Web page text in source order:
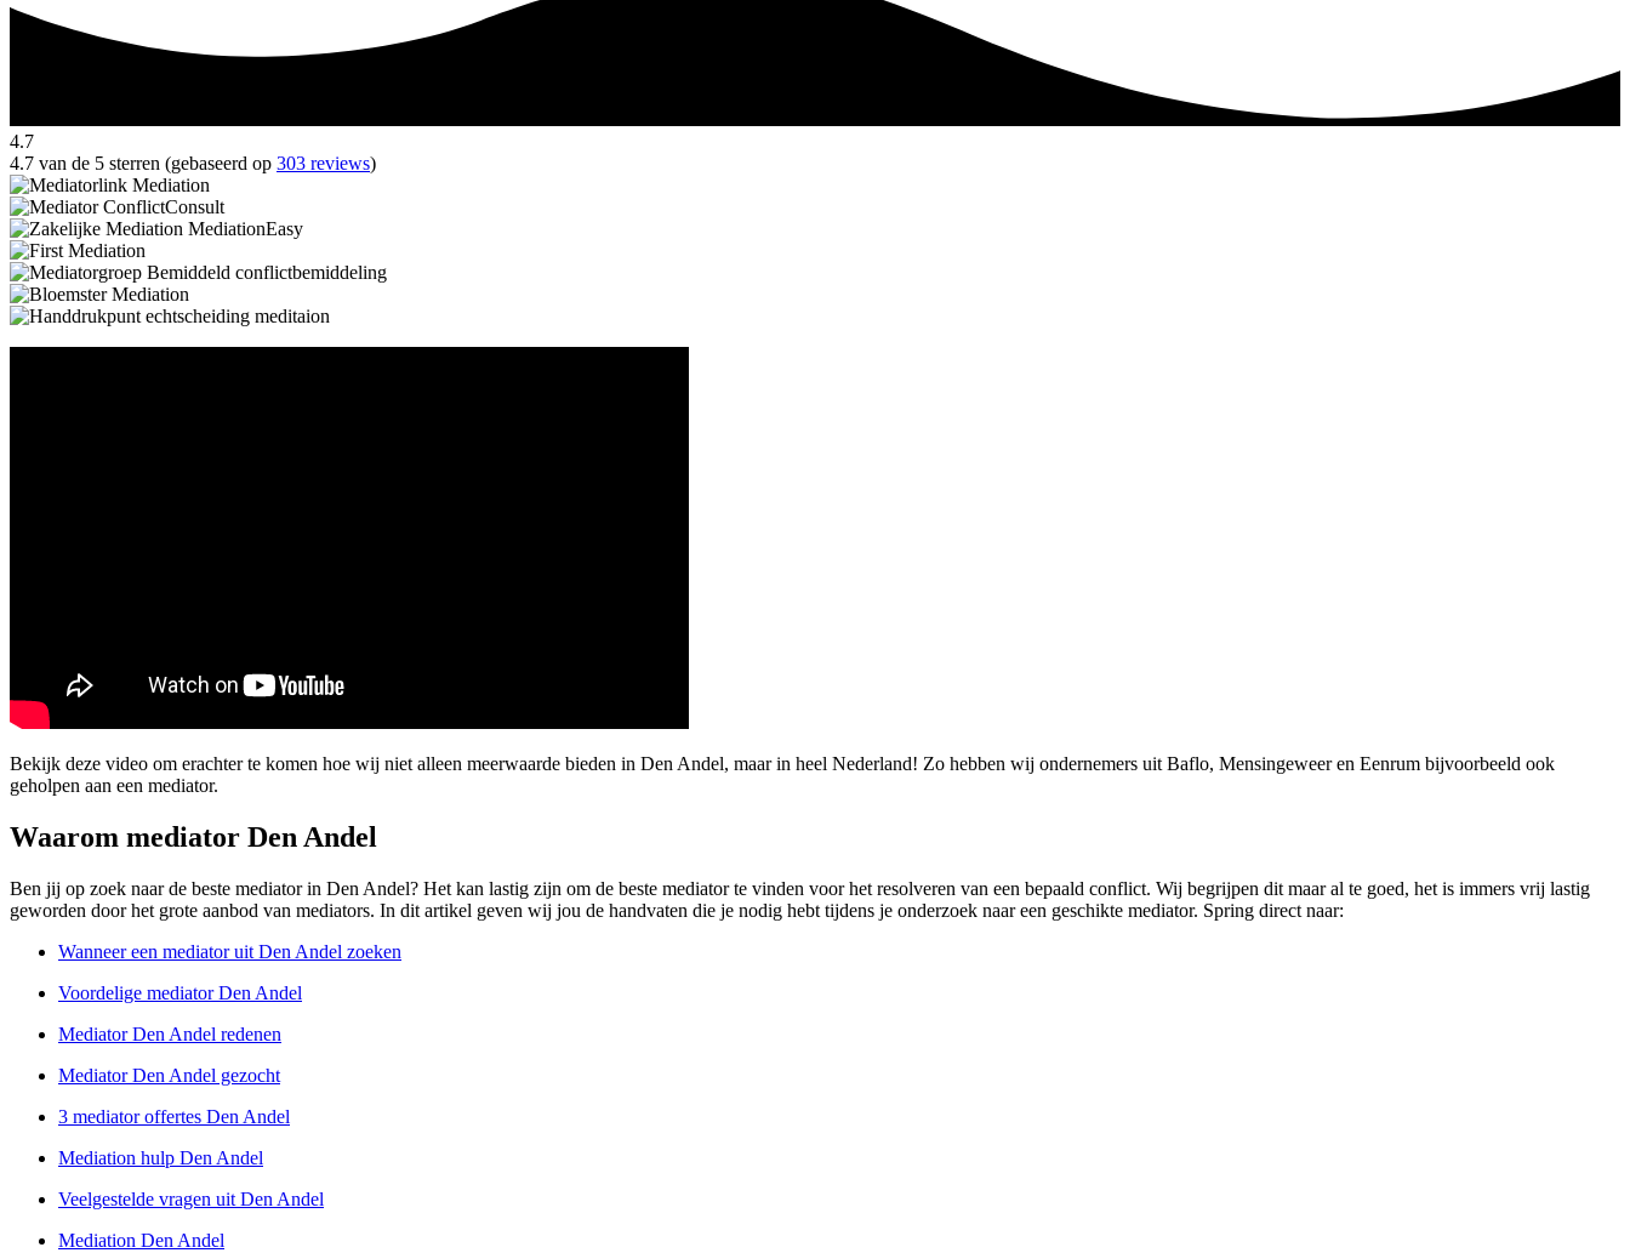
4.7
4.7 van de 5 sterren (gebaseerd op 303 reviews)
Bekijk deze video om erachter te komen hoe wij niet alleen meerwaarde bieden in Den Andel, maar in heel Nederland! Zo hebben wij ondernemers uit Baflo, Mensingeweer en Eenrum bijvoorbeeld ook
geholpen aan een mediator.
Waarom mediator Den Andel
Ben jij op zoek naar de beste mediator in Den Andel? Het kan lastig zijn om de beste mediator te vinden voor het resolveren van een bepaald conflict. Wij begrijpen dit maar al te goed, het is immers vrij lastig
geworden door het grote aanbod van mediators. In dit artikel geven wij jou de handvaten die je nodig hebt tijdens je onderzoek naar een geschikte mediator. Spring direct naar:
Wanneer een mediator uit Den Andel zoeken
Voordelige mediator Den Andel
Mediator Den Andel redenen
Mediator Den Andel gezocht
3 mediator offertes Den Andel
Mediation hulp Den Andel
Veelgestelde vragen uit Den Andel
Mediation Den Andel